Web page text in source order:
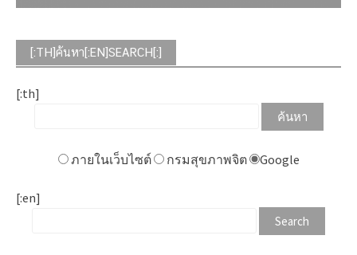
[:TH]ค้นหา[:EN]SEARCH[:]
[:th]
ภายในเว็บไซต์ กรมสุขภาพจิต Google
[:en]